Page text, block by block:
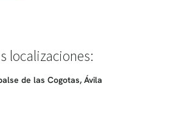
localizaciones:
de las Cogotas, Ávila